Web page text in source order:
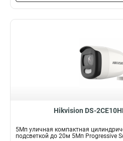
Hikvision DS-
5Мп уличная компактная
подсветкой до 20м 5Мп Progressive